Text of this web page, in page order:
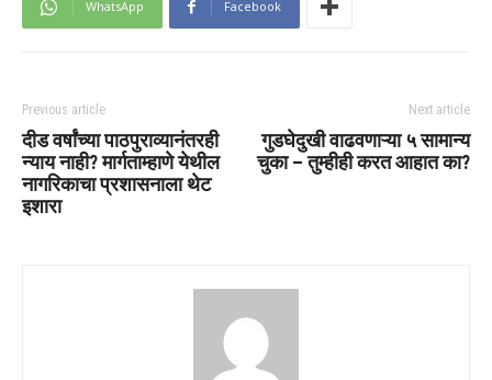
WhatsApp Facebook
Previous article
दीड वर्षांच्या पाठपुराव्यानंतरही
न्याय नाही? मार्गताम्हाणे येथील
नागरिकाचा प्रशासनाला थेट
इशारा
Next article
गुडघेदुखी वाढवणाऱ्या ५ सामान्य
चुका – तुम्हीही करत आहात का?